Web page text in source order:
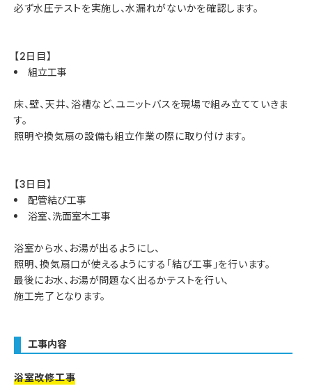
必ず水圧テストを実施し、水漏れがないかを確認します。
【2日目】
組立工事
床、壁、天井、浴槽など、ユニットバスを現場で組み立てていきま
す。
照明や換気扇の設備も組立作業の際に取り付けます。
【3日目】
配管結び工事
浴室、洗面室木工事
浴室から水、お湯が出るようにし、
照明、換気扇口が使えるようにする「結び工事」を行います。
最後にお水、お湯が問題なく出るかテストを行い、
施工完了となります。
工事内容
浴室改修工事